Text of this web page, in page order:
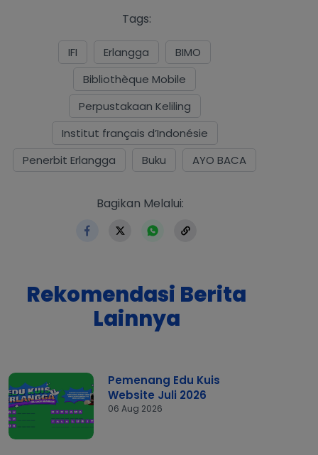
Tags:
IFI Erlangga
BIMO
Bibliothèque Mobile
Perpustakaan Keliling
Institut français d’Indonésie
Penerbit Erlangga
Buku AYO BACA
https://www.erlangga.co.id/
Bagikan Melalui:
Rekomendasi Berita
Lainnya
Pemenang Edu Kuis
Website Juli 2026
06 Aug 2026